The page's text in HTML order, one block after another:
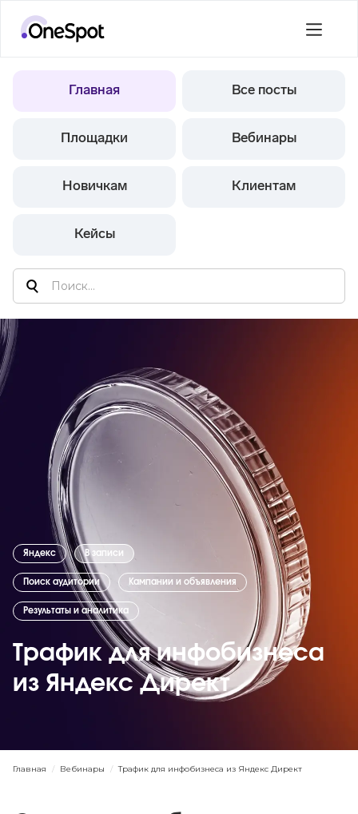
Главная Все посты
Площадки Вебинары
Новичкам Клиентам
Кейсы
Яндекс В записи
Поиск аудитории Кампании и объявления
Результаты и аналитика
Трафик для инфобизнеса
из Яндекс Директ
Главная / Вебинары / Трафик для инфобизнеса из Яндекс Директ